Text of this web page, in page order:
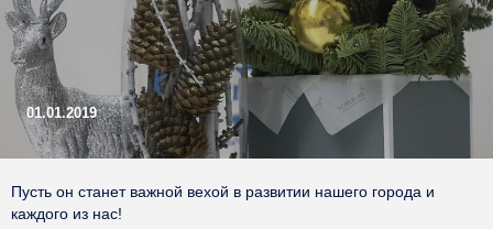
01.01.2019
Пусть он станет важной вехой в развитии нашего города и
каждого из нас!